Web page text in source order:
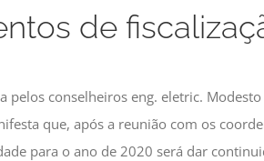
de
conselheiros eng. eletric.
que, após a reunião com os
para o ano de 2020 será dar